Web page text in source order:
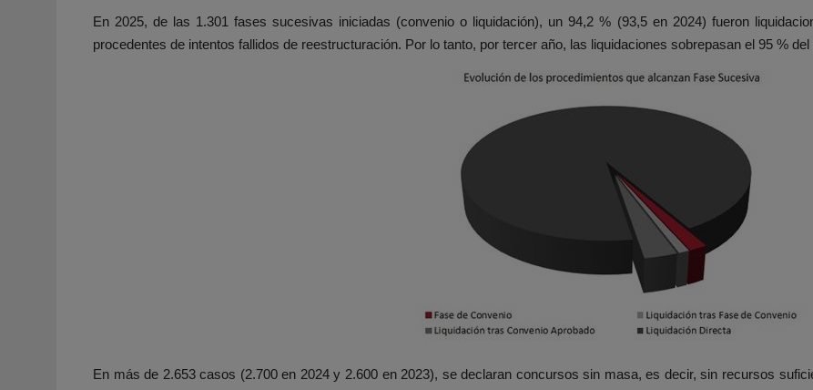
En 2025, de las 1.301 fases sucesivas iniciadas (convenio o liquidación), un 94,2 % (93,5 en 2024) fueron
procedentes de intentos fallidos de reestructuración. Por lo tanto, por tercer año, las liquidaciones sobrepasan el 95 %
En más de 2.653 casos (2.700 en 2024 y 2.600 en 2023), se declaran concursos sin masa, es decir, sin recursos